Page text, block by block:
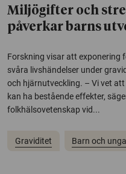
Miljögifter och
påverkar barns
Forskning visar att exponering
svåra livshändelser under
och hjärnutveckling. – Vi vet
kan ha bestående effekter,
folkhälsovetenskap vid...
Graviditet Barn och unga